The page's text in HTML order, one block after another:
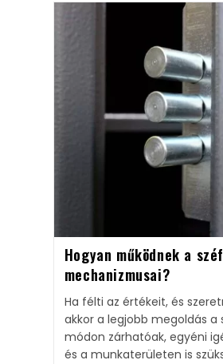
Hogyan működnek a
mechanizmusai?
Ha félti az értékeit, és
akkor a legjobb megoldás a
módon zárhatóak, egyéni
és a munkaterületen is